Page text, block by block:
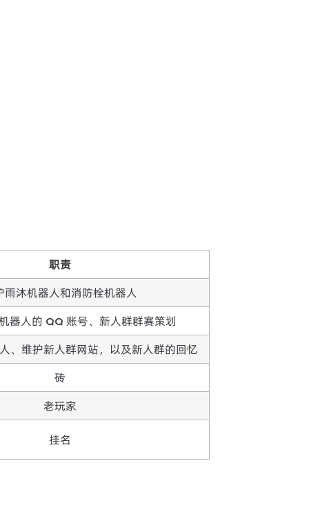
职责
雨沐机器人和消防栓机器人
器人的 QQ 账号、新人群群赛策划
、维护新人群网站，以及新人群的回忆
砖
老玩家
挂名